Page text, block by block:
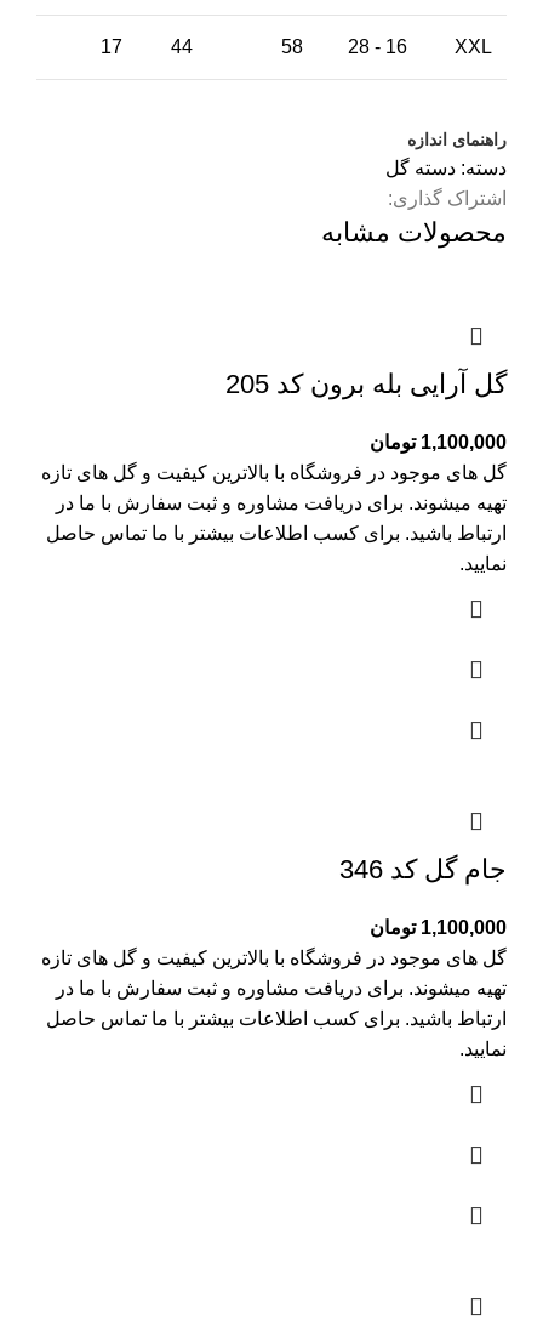
XXL
16 - 28
58
44
17
راهنمای اندازه
دسته: دسته گل
اشتراک گذاری:
محصولات مشابه
گل آرایی بله برون کد 205
1,100,000 تومان
گل های موجود در فروشگاه با بالاترین کیفیت و گل های تازه
تهیه میشوند. برای دریافت مشاوره و ثبت سفارش با ما در
ارتباط باشید. برای کسب اطلاعات بیشتر با ما تماس حاصل
نمایید.
جام گل کد 346
1,100,000 تومان
گل های موجود در فروشگاه با بالاترین کیفیت و گل های تازه
تهیه میشوند. برای دریافت مشاوره و ثبت سفارش با ما در
ارتباط باشید. برای کسب اطلاعات بیشتر با ما تماس حاصل
نمایید.